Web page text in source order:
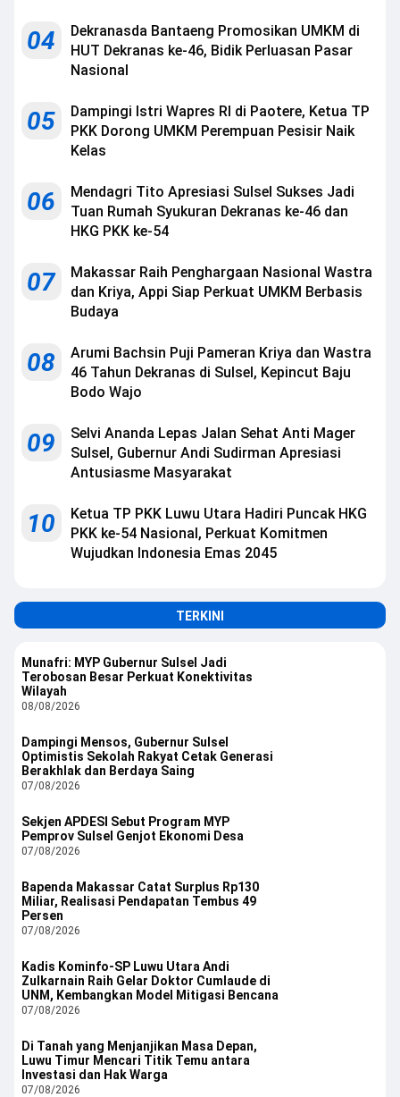
04
Dekranasda Bantaeng Promosikan UMKM di
HUT Dekranas ke-46, Bidik Perluasan Pasar
Nasional
05
Dampingi Istri Wapres RI di Paotere, Ketua TP
PKK Dorong UMKM Perempuan Pesisir Naik
Kelas
06
Mendagri Tito Apresiasi Sulsel Sukses Jadi
Tuan Rumah Syukuran Dekranas ke-46 dan
HKG PKK ke-54
07
Makassar Raih Penghargaan Nasional Wastra
dan Kriya, Appi Siap Perkuat UMKM Berbasis
Budaya
08
Arumi Bachsin Puji Pameran Kriya dan Wastra
46 Tahun Dekranas di Sulsel, Kepincut Baju
Bodo Wajo
09
Selvi Ananda Lepas Jalan Sehat Anti Mager
Sulsel, Gubernur Andi Sudirman Apresiasi
Antusiasme Masyarakat
10
Ketua TP PKK Luwu Utara Hadiri Puncak HKG
PKK ke-54 Nasional, Perkuat Komitmen
Wujudkan Indonesia Emas 2045
TERKINI
Munafri: MYP Gubernur Sulsel Jadi
Terobosan Besar Perkuat Konektivitas
Wilayah
08/08/2026
Dampingi Mensos, Gubernur Sulsel
Optimistis Sekolah Rakyat Cetak Generasi
Berakhlak dan Berdaya Saing
07/08/2026
Sekjen APDESI Sebut Program MYP
Pemprov Sulsel Genjot Ekonomi Desa
07/08/2026
Bapenda Makassar Catat Surplus Rp130
Miliar, Realisasi Pendapatan Tembus 49
Persen
07/08/2026
Kadis Kominfo-SP Luwu Utara Andi
Zulkarnain Raih Gelar Doktor Cumlaude di
UNM, Kembangkan Model Mitigasi Bencana
07/08/2026
Di Tanah yang Menjanjikan Masa Depan,
Luwu Timur Mencari Titik Temu antara
Investasi dan Hak Warga
07/08/2026